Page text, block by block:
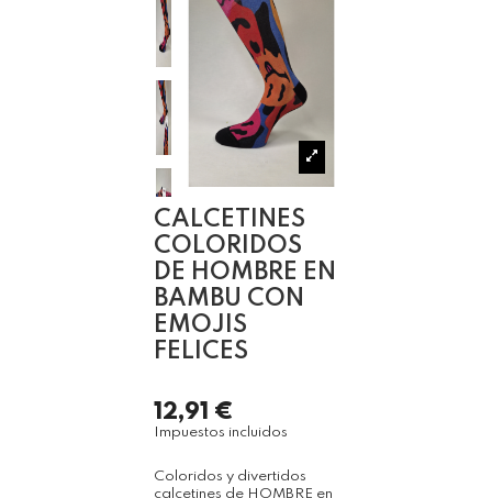
CALCETINES
COLORIDOS
DE HOMBRE EN
BAMBU CON
EMOJIS
FELICES
12,91 €
Impuestos incluidos
Coloridos y divertidos
calcetines de HOMBRE en